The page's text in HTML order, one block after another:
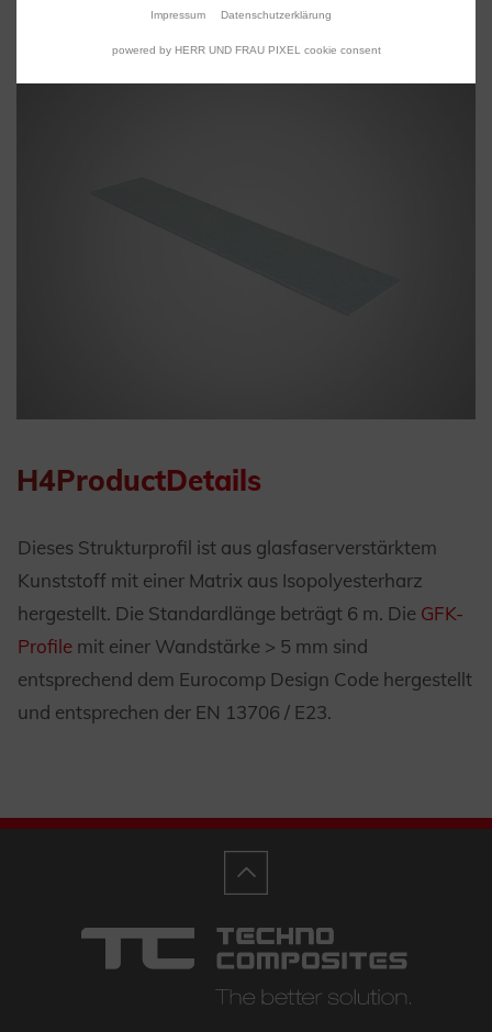
H4ProductDetails
Dieses Strukturprofil ist aus glasfaserverstärktem
Kunststoff mit einer Matrix aus Isopolyesterharz
hergestellt. Die Standardlänge beträgt 6 m. Die GFK-
Profile mit einer Wandstärke > 5 mm sind
entsprechend dem Eurocomp Design Code hergestellt
und entsprechen der EN 13706 / E23.
Impressum Datenschutzerklärung
powered by HERR UND FRAU PIXEL cookie consent